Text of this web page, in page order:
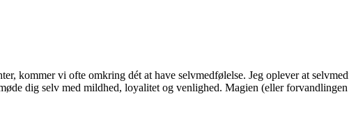
kommer vi ofte omkring dét at have selvmedfølelse. Jeg oplever at
dig selv med mildhed, loyalitet og venlighed. Magien (eller